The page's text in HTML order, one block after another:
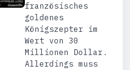
französisches
goldenes
Königszepter im
Wert von 30
Millionen Dollar.
Allerdings muss